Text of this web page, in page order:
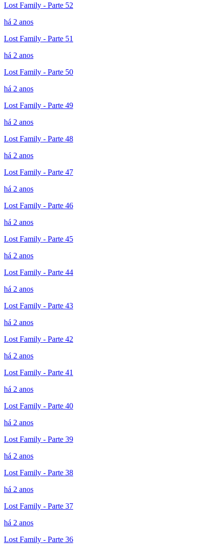
Lost Family - Parte 52
há 2 anos
Lost Family - Parte 51
há 2 anos
Lost Family - Parte 50
há 2 anos
Lost Family - Parte 49
há 2 anos
Lost Family - Parte 48
há 2 anos
Lost Family - Parte 47
há 2 anos
Lost Family - Parte 46
há 2 anos
Lost Family - Parte 45
há 2 anos
Lost Family - Parte 44
há 2 anos
Lost Family - Parte 43
há 2 anos
Lost Family - Parte 42
há 2 anos
Lost Family - Parte 41
há 2 anos
Lost Family - Parte 40
há 2 anos
Lost Family - Parte 39
há 2 anos
Lost Family - Parte 38
há 2 anos
Lost Family - Parte 37
há 2 anos
Lost Family - Parte 36